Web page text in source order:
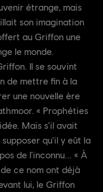
étrange, mais
son imagination
au Griffon une
le monde.
Il se souvint
de mettre fin à la
une nouvelle ère
« Prophéties
Mais s'il avait
qu'il y eût la
de l'inconnu... « À
ce nom ont déjà
lui, le Griffon